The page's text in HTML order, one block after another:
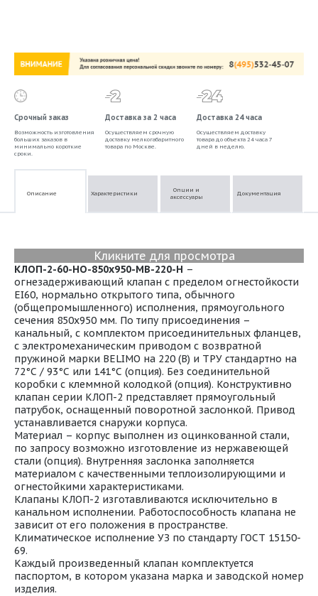
Срочный заказ
Возможность изготовления
больших заказов в
минимально короткие
сроки.
Доставка за 2 часа
Осуществляем срочную
доставку мелкогабаритного
товара по Москве.
Доставка 24 часа
Осуществляем доставку
товара до объекта 24 часа 7
дней в неделю.
Описание Характеристики
Опции и
аксессуары
Документация
Кликните для просмотра
КЛОП-2-60-НО-850х950-МВ-220-Н –
огнезадерживающий клапан с пределом огнестойкости
EI60, нормально открытого типа, обычного
(общепромышленного) исполнения, прямоугольного
сечения 850х950 мм. По типу присоединения –
канальный, с комплектом присоединительных фланцев,
с электромеханическим приводом с возвратной
пружиной марки BELIMO на 220 (В) и ТРУ стандартно на
72°С / 93°С или 141°С (опция). Без соединительной
коробки с клеммной колодкой (опция). Конструктивно
клапан серии КЛОП-2 представляет прямоугольный
патрубок, оснащенный поворотной заслонкой. Привод
устанавливается снаружи корпуса.
Материал – корпус выполнен из оцинкованной стали,
по запросу возможно изготовление из нержавеющей
стали (опция). Внутренняя заслонка заполняется
материалом с качественными теплоизолирующими и
огнестойкими характеристиками.
Клапаны КЛОП-2 изготавливаются исключительно в
канальном исполнении. Работоспособность клапана не
зависит от его положения в пространстве.
Климатическое исполнение УЗ по стандарту ГОСТ 15150-
69.
Каждый произведенный клапан комплектуется
паспортом, в котором указана марка и заводской номер
изделия.